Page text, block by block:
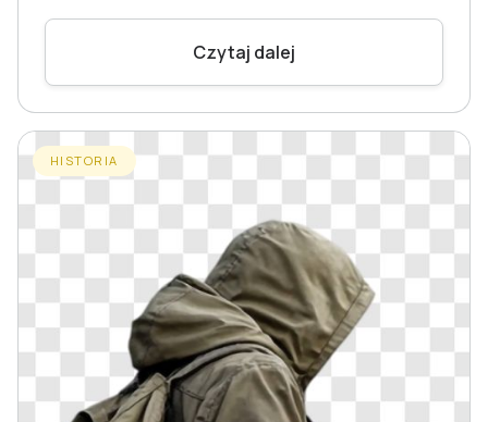
Czytaj dalej
HISTORIA